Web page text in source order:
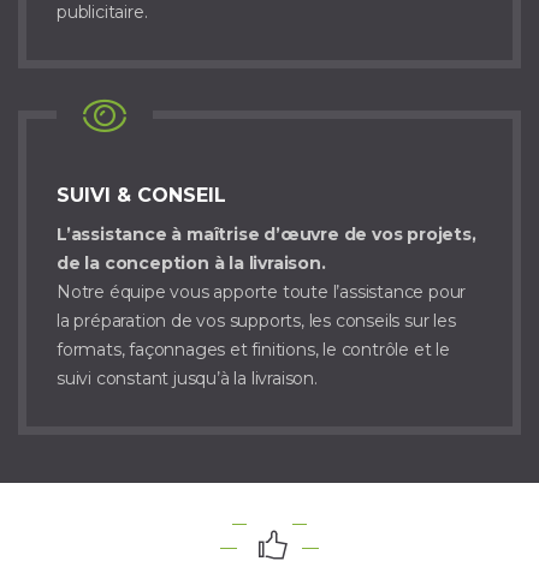
publicitaire.
SUIVI & CONSEIL
L’assistance à maîtrise d’œuvre de vos projets,
de la conception à la livraison.
Notre équipe vous apporte toute l’assistance pour
la préparation de vos supports, les conseils sur les
formats, façonnages et finitions, le contrôle et le
suivi constant jusqu’à la livraison.